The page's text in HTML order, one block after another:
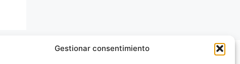
Gestionar consentimiento